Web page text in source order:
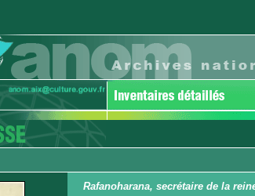
Rafanoharana, secrétaire de la